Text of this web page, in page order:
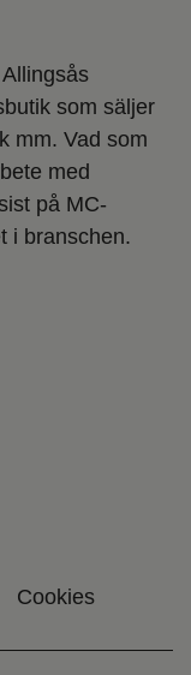
som säljer
mm. Vad som
med
på MC-
i branschen.
Cookies